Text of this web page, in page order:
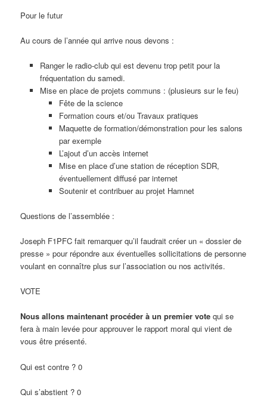
Pour le futur
Au cours de l’année qui arrive nous devons :
Ranger le radio-club qui est devenu trop petit pour la
fréquentation du samedi.
Mise en place de projets communs : (plusieurs sur le feu)
Fête de la science
Formation cours et/ou Travaux pratiques
Maquette de formation/démonstration pour les salons
par exemple
L’ajout d’un accès internet
Mise en place d’une station de réception SDR,
éventuellement diffusé par internet
Soutenir et contribuer au projet Hamnet
Questions de l’assemblée :
Joseph F1PFC fait remarquer qu’il faudrait créer un « dossier de
presse » pour répondre aux éventuelles sollicitations de personne
voulant en connaître plus sur l’association ou nos activités.
VOTE
Nous allons maintenant procéder à un premier vote qui se
fera à main levée pour approuver le rapport moral qui vient de
vous être présenté.
Qui est contre ? 0
Qui s’abstient ? 0